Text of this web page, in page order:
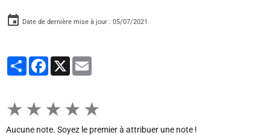
Date de dernière mise à jour : 05/07/2021
PartagerFacebook
X
★ ★ ★ ★ ★
Aucune note. Soyez le premier à attribuer une note !